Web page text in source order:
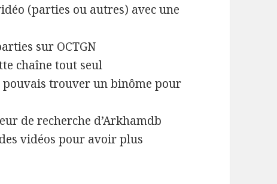
(parties ou autres) avec une
sur OCTGN
chaîne tout seul
pouvais trouver un binôme pour
de recherche d’Arkhamdb
vidéos pour avoir plus